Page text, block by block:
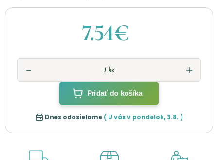
7.54€
Pridať do košíka
Dnes odosielame ( U vás v pondelok, 3.8. )